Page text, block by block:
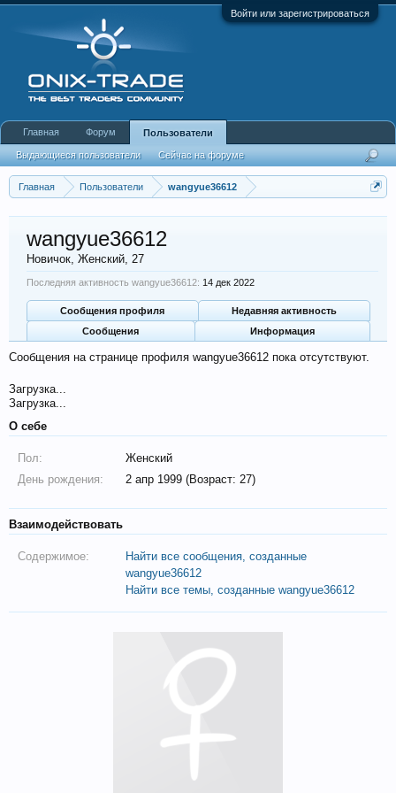
Войти или зарегистрироваться
Главная Пользователи wangyue36612
wangyue36612
Новичок, Женский, 27
Последняя активность wangyue36612: 14 дек 2022
Сообщения профиля
Недавняя активность
Сообщения
Информация
Сообщения на странице профиля wangyue36612 пока отсутствуют.
Загрузка...
Загрузка...
О себе
Пол:
Женский
День рождения:
2 апр 1999 (Возраст: 27)
Взаимодействовать
Содержимое:
Найти все сообщения, созданные
wangyue36612
Найти все темы, созданные wangyue36612
Главная Форум Пользователи
Выдающиеся пользователи Сейчас на форуме
Недавняя активность Новые сообщения профиля